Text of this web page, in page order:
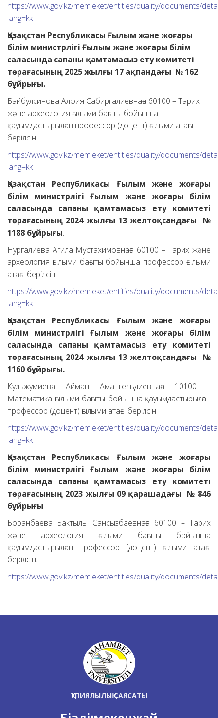
https://www.gov.kz/memleket/entities/quality/documents/
lang=kk
Қазақстан Республикасы Ғылым және жоғары
білім министрлігі Ғылым және жоғары білім
саласында сапаны қамтамасыз ету комитеті
төрағасының 2025 жылғы 17 ақпандағы № 162
бұйрығы.
Байбулсинова Алфия Сабиргалиевнаға 60100 – Тарих
және археология ғылыми бағыты бойынша
қауымдастырылған профессор (доцент) ғылыми атағы
берілсін.
https://www.gov.kz/memleket/entities/quality/documents/
lang=kk
Қазақстан Республикасы Ғылым және жоғары
білім министрлігі Ғылым және жоғары білім
саласында сапаны қамтамасыз ету комитеті
төрағасының 2024 жылғы 13 желтоқсандағы №
1188 бұйрығы.
Нургалиева Агила Мустахимовнаға 60100 – Тарих және
археология ғылыми бағыты бойынша профессор ғылыми
атағы берілсін.
https://www.gov.kz/memleket/entities/quality/documents/
lang=kk
Қазақстан Республикасы Ғылым және жоғары
білім министрлігі Ғылым және жоғары білім
саласында сапаны қамтамасыз ету комитеті
төрағасының 2024 жылғы 13 желтоқсандағы №
1160 бұйрығы.
Кульжумиева Айман Амангельдиевнаға 10100 –
Математика ғылыми бағыты бойынша қауымдастырылған
профессор (доцент) ғылыми атағы берілсін.
https://www.gov.kz/memleket/entities/quality/documents/
lang=kk
Қазақстан Республикасы Ғылым және жоғары
білім министрлігі Ғылым және жоғары білім
саласында сапаны қамтамасыз ету комитеті
төрағасының 2023 жылғы 09 қарашадағы № 846
бұйрығы.
Боранбаева Бактылы Сансызбаевнаға 60100 – Тарих
және археология ғылыми бағыты бойынша
қауымдастырылған профессор (доцент) ғылыми атағы
берілсін.
https://www.gov.kz/memleket/entities/quality/documents/
ҚҰПИЯЛЫЛЫҚ САЯСАТЫ